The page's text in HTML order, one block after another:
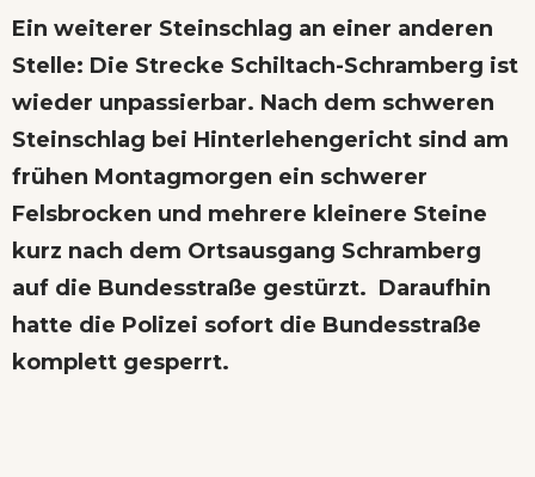
Ein weiterer Steinschlag an einer anderen
Stelle: Die Strecke Schiltach-Schramberg ist
wieder unpassierbar. Nach dem schweren
Steinschlag bei Hinterlehengericht sind am
frühen Montagmorgen ein schwerer
Felsbrocken und mehrere kleinere Steine
kurz nach dem Ortsausgang Schramberg
auf die Bundesstraße gestürzt. Daraufhin
hatte die Polizei sofort die Bundesstraße
komplett gesperrt.